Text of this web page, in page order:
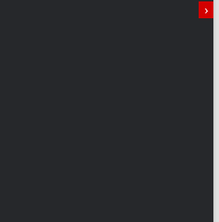
›